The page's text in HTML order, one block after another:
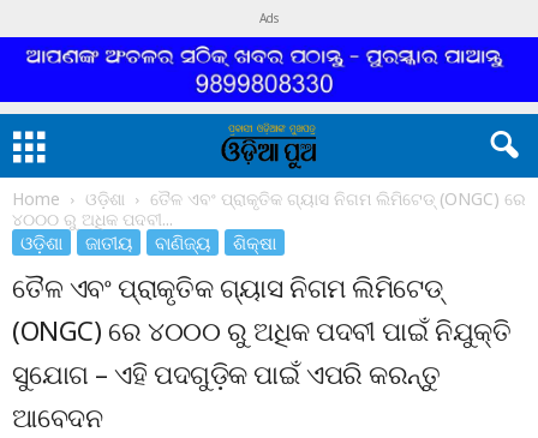
Ads
Home ଓଡ଼ିଶା
ତୈଳ ଏବଂ ପ୍ରାକୃତିକ ଗ୍ୟାସ ନିଗମ ଲିମିଟେଡ୍ (ONGC) ରେ
୪୦୦୦ ରୁ ଅଧିକ ପଦବୀ...
ଓଡ଼ିଶା ଜାତୀୟ ବାଣିଜ୍ୟ ଶିକ୍ଷା
ତୈଳ ଏବଂ ପ୍ରାକୃତିକ ଗ୍ୟାସ ନିଗମ ଲିମିଟେଡ୍
(ONGC) ରେ ୪୦୦୦ ରୁ ଅଧିକ ପଦବୀ ପାଇଁ ନିଯୁକ୍ତି
ସୁଯୋଗ – ଏହି ପଦଗୁଡ଼ିକ ପାଇଁ ଏପରି କରନ୍ତୁ
ଆବେଦନ